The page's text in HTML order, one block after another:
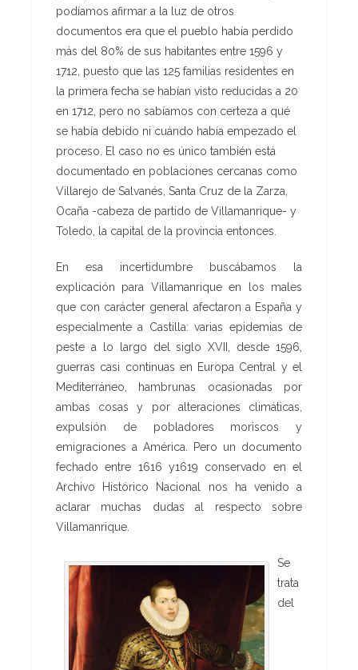
podíamos afirmar a la luz de otros
documentos era que el pueblo había perdido
más del 80% de sus habitantes entre 1596 y
1712, puesto que las 125 familias residentes en
la primera fecha se habían visto reducidas a 20
en 1712, pero no sabíamos con certeza a qué
se había debido ni cuándo había empezado el
proceso. El caso no es único también está
documentado en poblaciones cercanas como
Villarejo de Salvanés, Santa Cruz de la Zarza,
Ocaña -cabeza de partido de Villamanrique- y
Toledo, la capital de la provincia entonces.
En esa incertidumbre buscábamos la
explicación para Villamanrique en los males
que con carácter general afectaron a España y
especialmente a Castilla: varias epidemias de
peste a lo largo del siglo XVII, desde 1596,
guerras casi continuas en Europa Central y el
Mediterráneo, hambrunas ocasionadas por
ambas cosas y por alteraciones climáticas,
expulsión de pobladores moriscos y
emigraciones a América. Pero un documento
fechado entre 1616 y1619 conservado en el
Archivo Histórico Nacional nos ha venido a
aclarar muchas dudas al respecto sobre
Villamanrique.
Se
trata
del